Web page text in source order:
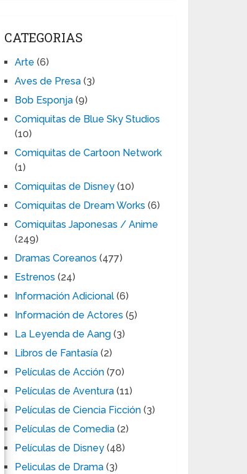
CATEGORIAS
Arte (6)
Aves de Presa (3)
Bob Esponja (9)
Comiquitas de Blue Sky Studios
(10)
Comiquitas de Cartoon Network
(1)
Comiquitas de Disney (10)
Comiquitas de Dream Works (6)
Comiquitas Japonesas / Anime
(249)
Dramas Coreanos (477)
Estrenos (24)
Información Adicional (6)
Información de Actores (5)
La Leyenda de Aang (3)
Libros de Fantasía (2)
Películas de Acción (70)
Películas de Aventura (11)
Películas de Ciencia Ficción (3)
Películas de Comedia (2)
Películas de Disney (48)
Peliculas de Drama (3)